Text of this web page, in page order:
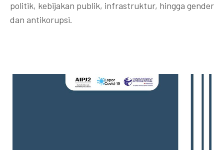
politik, kebijakan publik, infrastruktur, hingga gender
dan antikorupsi.